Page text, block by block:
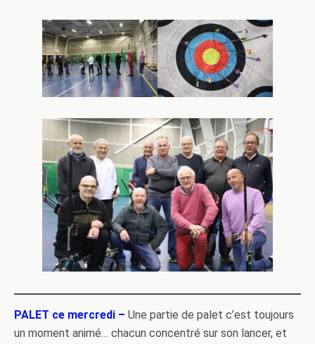
PALET ce mercredi – Une partie de palet c’est toujours
un moment animé… chacun concentré sur son lancer, et